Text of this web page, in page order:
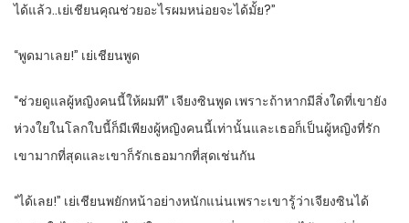
ได้แล้ว..เย่เชียนคุณช่วยอะไรผมหน่อยจะได้มั้ย?”
“พูดมาเลย!” เย่เชียนพูด
“ช่วยดูแลผู้หญิงคนนี้ให้ผมที” เจียงซินพูด เพราะถ้าหากมีสิ่งใดที่เขายัง
ห่วงใยในโลกใบนี้ก็มีเพียงผู้หญิงคนนี้เท่านั้นและเธอก็เป็นผู้หญิงที่รัก
เขามากที่สุดและเขาก็รักเธอมากที่สุดเช่นกัน
“ได้เลย!” เย่เชียนพยักหน้าอย่างหนักแน่นเพราะเขารู้ว่าเจียงซินได้